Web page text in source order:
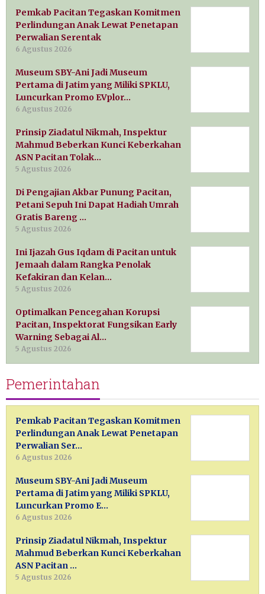
Pemkab Pacitan Tegaskan Komitmen
Perlindungan Anak Lewat Penetapan
Perwalian Serentak
6 Agustus 2026
Museum SBY-Ani Jadi Museum
Pertama di Jatim yang Miliki SPKLU,
Luncurkan Promo EVplor…
6 Agustus 2026
Prinsip Ziadatul Nikmah, Inspektur
Mahmud Beberkan Kunci Keberkahan
ASN Pacitan Tolak…
5 Agustus 2026
Di Pengajian Akbar Punung Pacitan,
Petani Sepuh Ini Dapat Hadiah Umrah
Gratis Bareng …
5 Agustus 2026
Ini Ijazah Gus Iqdam di Pacitan untuk
Jemaah dalam Rangka Penolak
Kefakiran dan Kelan…
5 Agustus 2026
Optimalkan Pencegahan Korupsi
Pacitan, Inspektorat Fungsikan Early
Warning Sebagai Al…
5 Agustus 2026
Pemerintahan
Pemkab Pacitan Tegaskan Komitmen
Perlindungan Anak Lewat Penetapan
Perwalian Ser…
6 Agustus 2026
Museum SBY-Ani Jadi Museum
Pertama di Jatim yang Miliki SPKLU,
Luncurkan Promo E…
6 Agustus 2026
Prinsip Ziadatul Nikmah, Inspektur
Mahmud Beberkan Kunci Keberkahan
ASN Pacitan …
5 Agustus 2026